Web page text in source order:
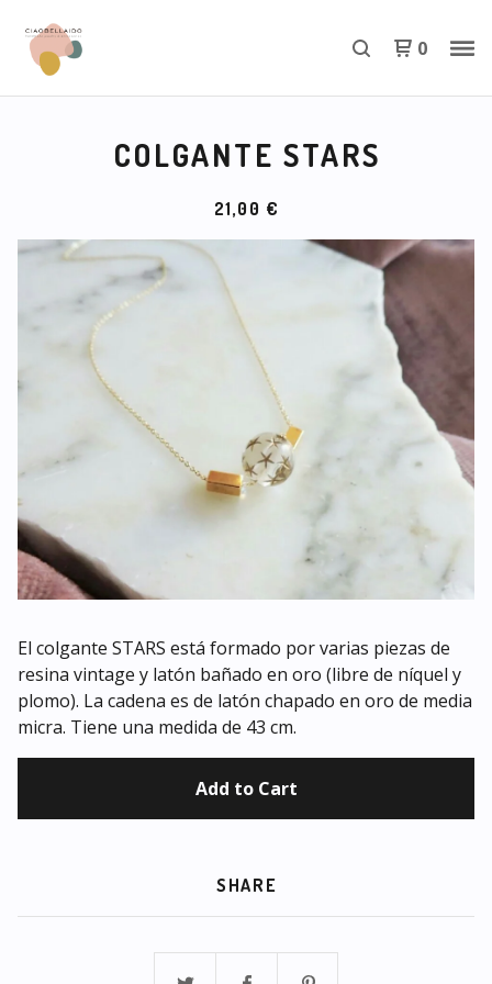
0
COLGANTE STARS
21,00 €
El colgante STARS está formado por varias piezas de
resina vintage y latón bañado en oro (libre de níquel y
plomo). La cadena es de latón chapado en oro de media
micra. Tiene una medida de 43 cm.
Add to Cart
SHARE